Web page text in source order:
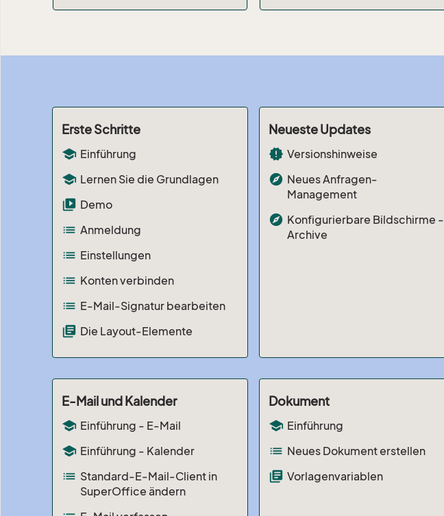
Erste Schritte
school Einführung
school Lernen Sie die Grundlagen
video_library Demo
list Anmeldung
list Einstellungen
list Konten verbinden
list E-Mail-Signatur bearbeiten
library_books Die Layout-Elemente
Neueste Updates
new_releases Versionshinweise
explore Neues Anfragen-
Management
explore Konfigurierbare Bildschirme -
Archive
E-Mail und Kalender
school Einführung - E-Mail
school Einführung - Kalender
list Standard-E-Mail-Client in
SuperOffice ändern
Dokument
school Einführung
list Neues Dokument erstellen
library_books Vorlagenvariablen